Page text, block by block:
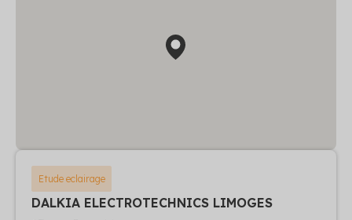
Etude eclairage
DALKIA ELECTROTECHNICS LIMOGES